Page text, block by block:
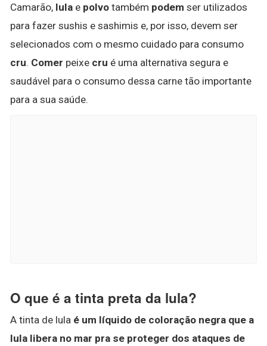
Camarão, lula e polvo também podem ser utilizados
para fazer sushis e sashimis e, por isso, devem ser
selecionados com o mesmo cuidado para consumo
cru. Comer peixe cru é uma alternativa segura e
saudável para o consumo dessa carne tão importante
para a sua saúde.
O que é a tinta preta da lula?
A tinta de lula é um líquido de coloração negra que a
lula libera no mar pra se proteger dos ataques de